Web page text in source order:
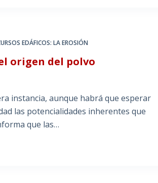
EDÁFICOS: LA EROSIÓN
origen del polvo
instancia, aunque habrá que esperar
las potencialidades inherentes que
que las…